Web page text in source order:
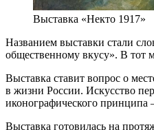
Выставка «Некто 1917»
Названием выставки стали
общественному вкусу». В тот
Выставка ставит вопрос о
в жизни России. Искусство
иконографического
Выставка готовилась на